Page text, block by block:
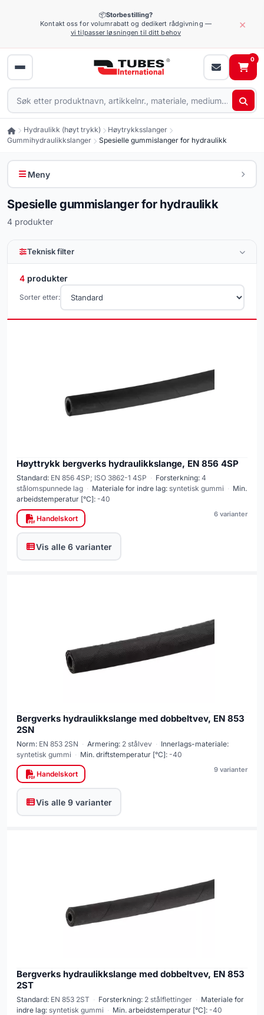
📦Storbestilling?
Kontakt oss for volumrabatt og dedikert rådgivning —
vi tilpasser løsningen til ditt behov
×
0
Hydraulikk (høyt trykk)
Høytrykksslanger
Gummihydraulikkslanger
Spesielle gummislanger for hydraulikk
Meny
Spesielle gummislanger for hydraulikk
4 produkter
Teknisk filter
4 produkter
Sorter etter:
Høyttrykk bergverks hydraulikkslange, EN 856 4SP
Standard: EN 856 4SP; ISO 3862-1 4SP · Forsterkning: 4
stålomspunnede lag · Materiale for indre lag: syntetisk gummi · Min.
arbeidstemperatur [°C]: -40
Handelskort 6 varianter
Vis alle 6 varianter
Bergverks hydraulikkslange med dobbeltvev, EN 853
2SN
Norm: EN 853 2SN · Armering: 2 stålvev · Innerlags-materiale:
syntetisk gummi · Min. driftstemperatur [°C]: -40
Handelskort 9 varianter
Vis alle 9 varianter
Bergverks hydraulikkslange med dobbeltvev, EN 853
2ST
Standard: EN 853 2ST · Forsterkning: 2 stålflettinger · Materiale for
indre lag: syntetisk gummi · Min. arbeidstemperatur [°C]: -40